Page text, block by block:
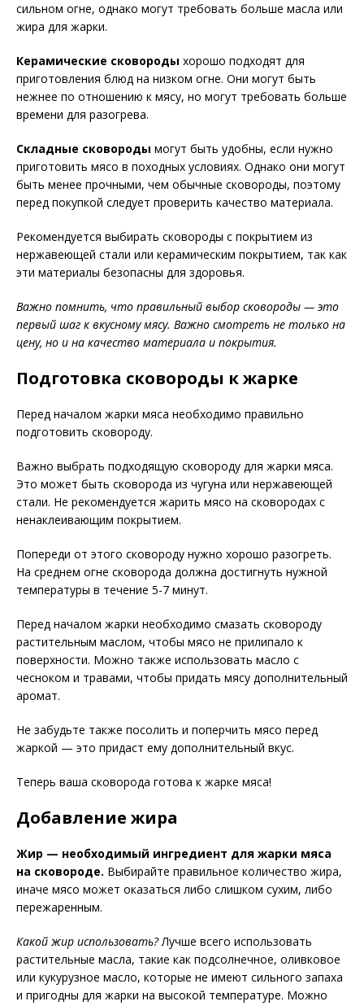
сильном огне, однако могут требовать больше масла или
жира для жарки.
Керамические сковороды хорошо подходят для
приготовления блюд на низком огне. Они могут быть
нежнее по отношению к мясу, но могут требовать больше
времени для разогрева.
Складные сковороды могут быть удобны, если нужно
приготовить мясо в походных условиях. Однако они могут
быть менее прочными, чем обычные сковороды, поэтому
перед покупкой следует проверить качество материала.
Рекомендуется выбирать сковороды с покрытием из
нержавеющей стали или керамическим покрытием, так как
эти материалы безопасны для здоровья.
Важно помнить, что правильный выбор сковороды — это
первый шаг к вкусному мясу. Важно смотреть не только на
цену, но и на качество материала и покрытия.
Подготовка сковороды к жарке
Перед началом жарки мяса необходимо правильно
подготовить сковороду.
Важно выбрать подходящую сковороду для жарки мяса.
Это может быть сковорода из чугуна или нержавеющей
стали. Не рекомендуется жарить мясо на сковородах с
ненаклеивающим покрытием.
Попереди от этого сковороду нужно хорошо разогреть.
На среднем огне сковорода должна достигнуть нужной
температуры в течение 5-7 минут.
Перед началом жарки необходимо смазать сковороду
растительным маслом, чтобы мясо не прилипало к
поверхности. Можно также использовать масло с
чесноком и травами, чтобы придать мясу дополнительный
аромат.
Не забудьте также посолить и поперчить мясо перед
жаркой — это придаст ему дополнительный вкус.
Теперь ваша сковорода готова к жарке мяса!
Добавление жира
Жир — необходимый ингредиент для жарки мяса
на сковороде. Выбирайте правильное количество жира,
иначе мясо может оказаться либо слишком сухим, либо
пережаренным.
Какой жир использовать?Лучше всего использовать
растительные масла, такие как подсолнечное, оливковое
или кукурузное масло, которые не имеют сильного запаха
и пригодны для жарки на высокой температуре. Можно